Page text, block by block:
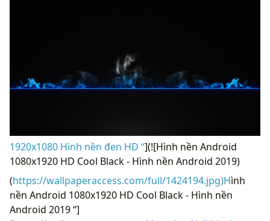
1920x1080 Hình nền đen HD “](![Hình nền Android
1080x1920 HD Cool Black - Hình nền Android 2019)
(https://wallpaperaccess.com/full/1424194.jpg)Hình
nền Android 1080x1920 HD Cool Black - Hình nền
Android 2019 “]